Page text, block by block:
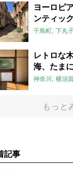
ヨーロピ
ンティッ
千鳥町 下丸
レトロな
海、たま
神奈川 横須
もっと
記事